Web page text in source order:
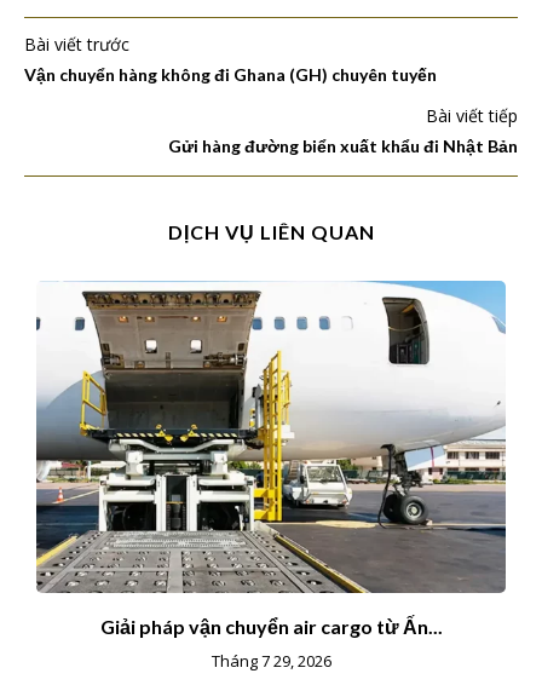
Bài viết trước
Vận chuyển hàng không đi Ghana (GH) chuyên tuyến
Bài viết tiếp
Gửi hàng đường biển xuất khẩu đi Nhật Bản
DỊCH VỤ LIÊN QUAN
Giải pháp vận chuyển air cargo từ Ấn...
Tháng 7 29, 2026